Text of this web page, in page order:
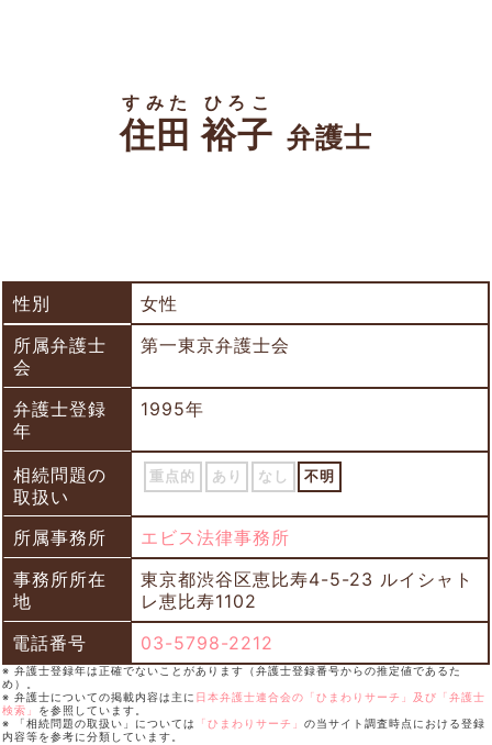
住田 裕子
すみた ひろこ
弁護士
性別
女性
所属弁護士
会
第一東京弁護士会
弁護士登録
年
1995年
相続問題の
取扱い
重点的 あり なし 不明
所属事務所
エビス法律事務所
事務所所在
地
東京都渋谷区恵比寿4-5-23 ルイシャト
レ恵比寿1102
電話番号
03-5798-2212
※ 弁護士登録年は正確でないことがあります（弁護士登録番号からの推定値であるた
め）。
※ 弁護士についての掲載内容は主に 日本弁護士連合会の「ひまわりサーチ」及び「弁護士
検索」 を参照しています。
※ 「相続問題の取扱い」については
「ひまわりサーチ」 の当サイト調査時点における登録
内容等を参考に分類しています。